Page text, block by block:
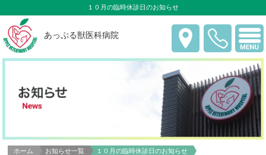
１０月の臨時休診日のお知らせ
あっぷる獣医科病院
ホーム お知らせ一覧 １０月の臨時休診日のお知らせ